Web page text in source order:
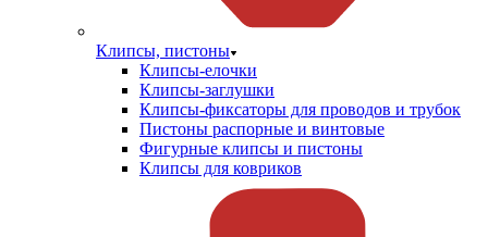
Клипсы, пистоны
Клипсы-елочки
Клипсы-заглушки
Клипсы-фиксаторы для проводов и трубок
Пистоны распорные и винтовые
Фигурные клипсы и пистоны
Клипсы для ковриков